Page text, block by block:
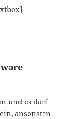
und es darf
ansonsten